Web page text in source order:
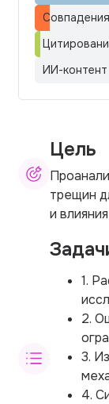
Совпадения
ИИ-контент
Цель
трещин
и
1.
2.
3.
4.